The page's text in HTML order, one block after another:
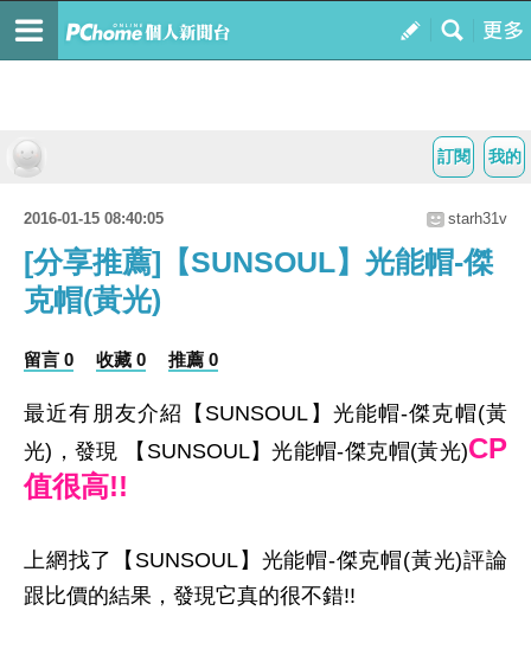
我的
訂閱
2016-01-15 08:40:05 starh31v
[分享推薦]【SUNSOUL】光能帽-傑
克帽(黃光)
留言 0 收藏 0 推薦 0
最近有朋友介紹【SUNSOUL】光能帽-傑克帽(黃
光)，發現 【SUNSOUL】光能帽-傑克帽(黃光)CP
值很高!!
上網找了【SUNSOUL】光能帽-傑克帽(黃光)評論
跟比價的結果，發現它真的很不錯!!